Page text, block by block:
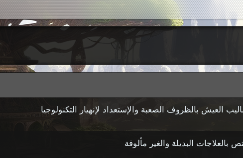
العيش بالظروف الصعبة والإستعداد لإنهيار التكنولوجيا
البديلة والغير مألوفة